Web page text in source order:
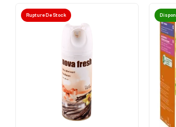
Rupture De Stock